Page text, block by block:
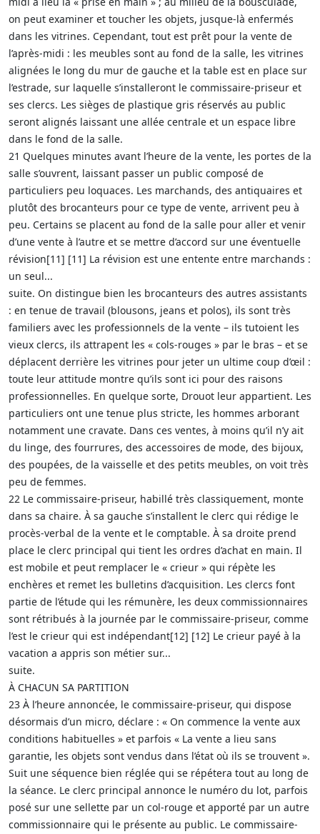
on peut examiner et toucher les objets, jusque-là enfermés
dans les vitrines. Cependant, tout est prêt pour la vente de
l’après-midi : les meubles sont au fond de la salle, les vitrines
alignées le long du mur de gauche et la table est en place sur
l’estrade, sur laquelle s’installeront le commissaire-priseur et
ses clercs. Les sièges de plastique gris réservés au public
seront alignés laissant une allée centrale et un espace libre
dans le fond de la salle.
21 Quelques minutes avant l’heure de la vente, les portes de la
salle s’ouvrent, laissant passer un public composé de
particuliers peu loquaces. Les marchands, des antiquaires et
plutôt des brocanteurs pour ce type de vente, arrivent peu à
peu. Certains se placent au fond de la salle pour aller et venir
d’une vente à l’autre et se mettre d’accord sur une éventuelle
révision[11] [11] La révision est une entente entre marchands :
un seul...
suite. On distingue bien les brocanteurs des autres assistants
: en tenue de travail (blousons, jeans et polos), ils sont très
familiers avec les professionnels de la vente – ils tutoient les
vieux clercs, ils attrapent les « cols-rouges » par le bras – et se
déplacent derrière les vitrines pour jeter un ultime coup d’œil :
toute leur attitude montre qu’ils sont ici pour des raisons
professionnelles. En quelque sorte, Drouot leur appartient. Les
particuliers ont une tenue plus stricte, les hommes arborant
notamment une cravate. Dans ces ventes, à moins qu’il n’y ait
du linge, des fourrures, des accessoires de mode, des bijoux,
des poupées, de la vaisselle et des petits meubles, on voit très
peu de femmes.
22 Le commissaire-priseur, habillé très classiquement, monte
dans sa chaire. À sa gauche s’installent le clerc qui rédige le
procès-verbal de la vente et le comptable. À sa droite prend
place le clerc principal qui tient les ordres d’achat en main. Il
est mobile et peut remplacer le « crieur » qui répète les
enchères et remet les bulletins d’acquisition. Les clercs font
partie de l’étude qui les rémunère, les deux commissionnaires
sont rétribués à la journée par le commissaire-priseur, comme
l’est le crieur qui est indépendant[12] [12] Le crieur payé à la
vacation a appris son métier sur...
suite.
À CHACUN SA PARTITION
23 À l’heure annoncée, le commissaire-priseur, qui dispose
désormais d’un micro, déclare : « On commence la vente aux
conditions habituelles » et parfois « La vente a lieu sans
garantie, les objets sont vendus dans l’état où ils se trouvent ».
Suit une séquence bien réglée qui se répétera tout au long de
la séance. Le clerc principal annonce le numéro du lot, parfois
posé sur une sellette par un col-rouge et apporté par un autre
commissionnaire qui le présente au public. Le commissaire-